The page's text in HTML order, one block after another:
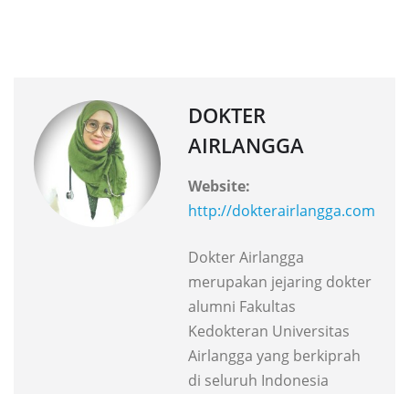
DOKTER
AIRLANGGA
Website:
http://dokterairlangga.com
Dokter Airlangga
merupakan jejaring dokter
alumni Fakultas
Kedokteran Universitas
Airlangga yang berkiprah
di seluruh Indonesia